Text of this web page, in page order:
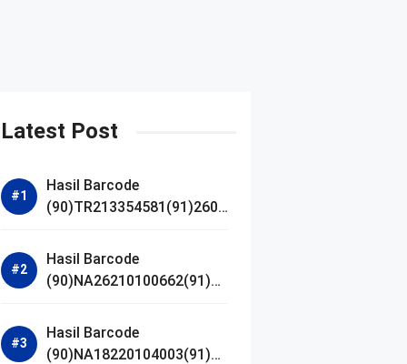
Latest Post
Hasil Barcode
(90)TR213354581(91)2607
Hasil Barcode
(90)NA26210100662(91)24
Hasil Barcode
(90)NA18220104003(91)25